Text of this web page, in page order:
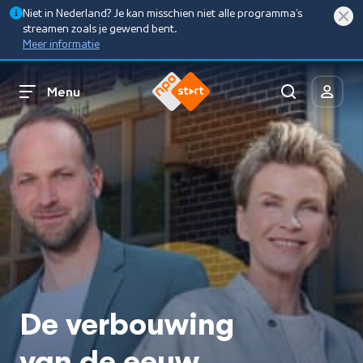
Niet in Nederland? Je kan misschien niet alle programma’s
streamen zoals je gewend bent.
Meer informatie
Menu
De verbouwing